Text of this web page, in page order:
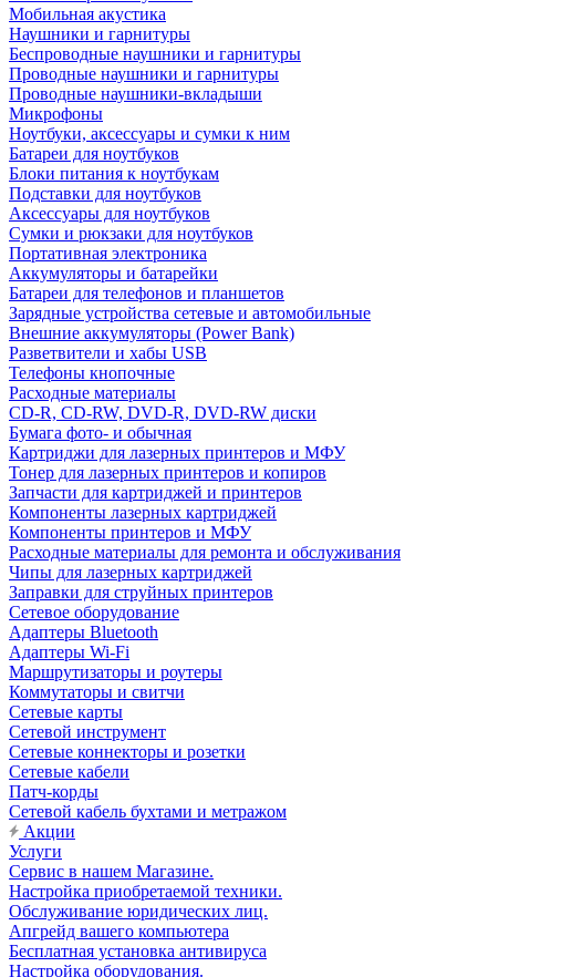
Мобильная акустика
Наушники и гарнитуры
Беспроводные наушники и гарнитуры
Проводные наушники и гарнитуры
Проводные наушники-вкладыши
Микрофоны
Ноутбуки, аксессуары и сумки к ним
Батареи для ноутбуков
Блоки питания к ноутбукам
Подставки для ноутбуков
Аксессуары для ноутбуков
Сумки и рюкзаки для ноутбуков
Портативная электроника
Аккумуляторы и батарейки
Батареи для телефонов и планшетов
Зарядные устройства сетевые и автомобильные
Внешние аккумуляторы (Power Bank)
Разветвители и хабы USB
Телефоны кнопочные
Расходные материалы
CD-R, CD-RW, DVD-R, DVD-RW диски
Бумага фото- и обычная
Картриджи для лазерных принтеров и МФУ
Тонер для лазерных принтеров и копиров
Запчасти для картриджей и принтеров
Компоненты лазерных картриджей
Компоненты принтеров и МФУ
Расходные материалы для ремонта и обслуживания
Чипы для лазерных картриджей
Заправки для струйных принтеров
Сетевое оборудование
Адаптеры Bluetooth
Адаптеры Wi-Fi
Маршрутизаторы и роутеры
Коммутаторы и свитчи
Сетевые карты
Сетевой инструмент
Сетевые коннекторы и розетки
Сетевые кабели
Патч-корды
Сетевой кабель бухтами и метражом
Акции
Услуги
Сервис в нашем Магазине.
Настройка приобретаемой техники.
Обслуживание юридических лиц.
Апгрейд вашего компьютера
Бесплатная установка антивируса
Настройка оборудования.